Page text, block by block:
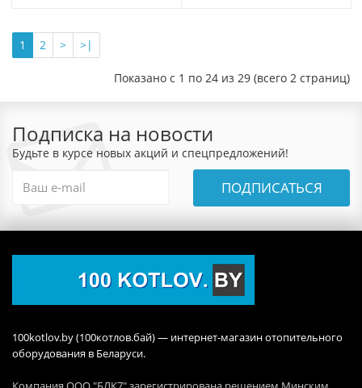
1 2 > >|
Показано с 1 по 24 из 29 (всего 2 страниц)
Подписка на новости
Будьте в курсе новых акций и спецпредложений!
ПОДПИСАТЬСЯ
100kotlov.by (100котлов.бай) — интернет-магазин отопительного
оборудования в Беларуси.